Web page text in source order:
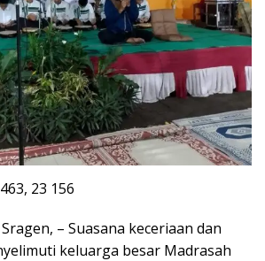
23 156
– Suasana keceriaan dan
keluarga besar Madrasah